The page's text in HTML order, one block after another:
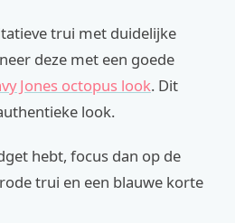
trui met duidelijke
deze met een goede
Jones octopus look. Dit
look.
hebt, focus dan op de
trui en een blauwe korte